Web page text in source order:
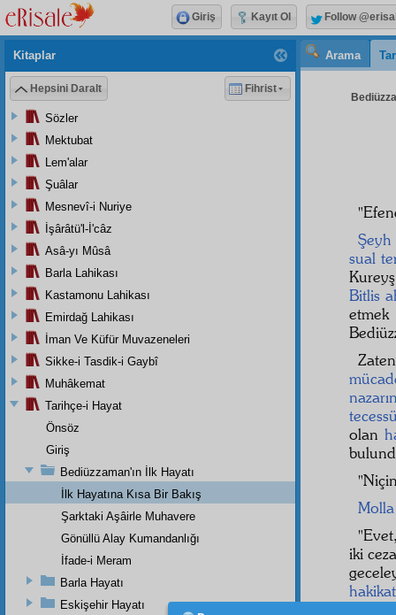
Arama
sual
Bitlis
etmek
olan
iki
hakikat
Kitaplar
Hepsini Daralt Fihrist
Sözler
Mektubat
Lem'alar
Şuâlar
Mesnevî-i Nuriye
İşârâtü'l-İ'câz
Asâ-yı Mûsâ
Barla Lahikası
Kastamonu Lahikası
Emirdağ Lahikası
İman Ve Küfür Muvazeneleri
Sikke-i Tasdik-i Gaybî
Muhâkemat
Tarihçe-i Hayat
Önsöz
Giriş
Bediüzzaman'ın İlk Hayatı
İlk Hayatına Kısa Bir Bakış
Şarktaki Aşâirle Muhavere
Gönüllü Alay Kumandanlığı
İfade-i Meram
Barla Hayatı
Eskişehir Hayatı
Giriş Kayıt Ol Follow